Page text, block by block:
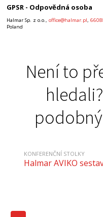
GPSR - Odpovědná osoba
Halmar Sp. z o.o.,office@halmar.pl,
Poland
Není to
KONFERENČNÍ STOLKY
Halmar AVIKO